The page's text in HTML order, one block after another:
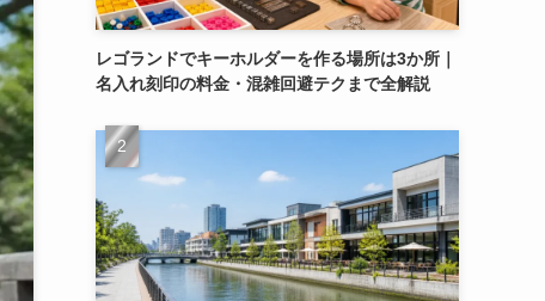
レゴランドでキーホルダーを作る場所は3か所｜
名入れ刻印の料金・混雑回避テクまで全解説